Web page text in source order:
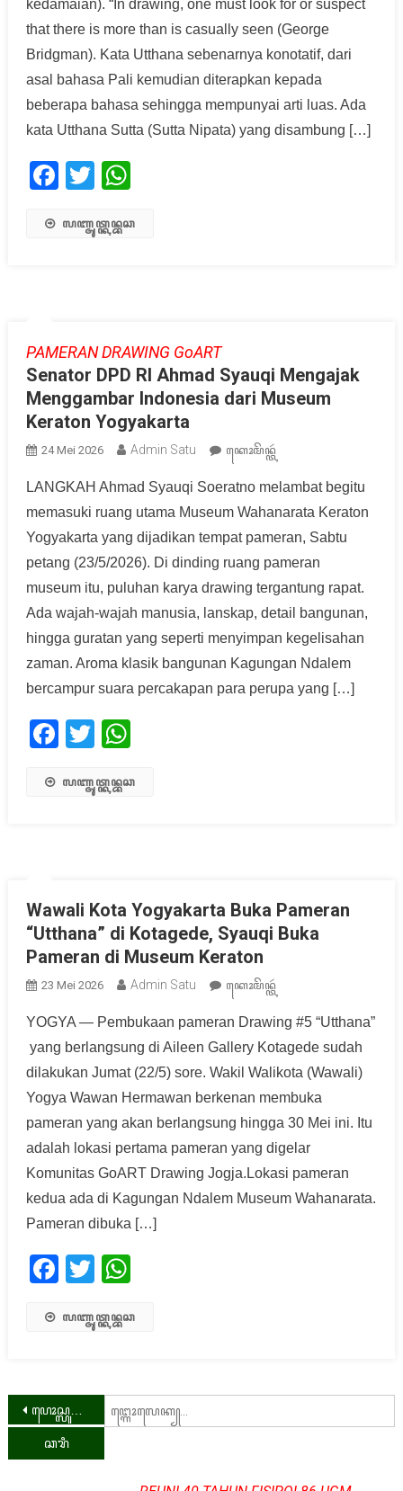
kedamaian). “In drawing, one must look for or suspect
that there is more than is casually seen (George
Bridgman). Kata Utthana sebenarnya konotatif, dari
asal bahasa Pali kemudian diterapkan kepada
beberapa bahasa sehingga mempunyai arti luas. Ada
kata Utthana Sutta (Sutta Nipata) yang disambung […]
Facebook
Twitter
ꦭꦚ꧀ꦗꦸꦠ꧀ꦏꦤ꧀ꦧꦕ
PAMERAN DRAWING GoART
Senator DPD RI Ahmad Syauqi Mengajak
Menggambar Indonesia dari Museum
Keraton Yogyakarta
24 Mei 2026 Admin Satu ꦏꦺꦴꦩꦼꦤ꧀ꦠꦂ
LANGKAH Ahmad Syauqi Soeratno melambat begitu
memasuki ruang utama Museum Wahanarata Keraton
Yogyakarta yang dijadikan tempat pameran, Sabtu
petang (23/5/2026). Di dinding ruang pameran
museum itu, puluhan karya drawing tergantung rapat.
Ada wajah-wajah manusia, lanskap, detail bangunan,
hingga guratan yang seperti menyimpan kegelisahan
zaman. Aroma klasik bangunan Kagungan Ndalem
bercampur suara percakapan para perupa yang […]
Facebook
Twitter
ꦭꦚ꧀ꦗꦸꦠ꧀ꦏꦤ꧀ꦧꦕ
Wawali Kota Yogyakarta Buka Pameran
“Utthana” di Kotagede, Syauqi Buka
Pameran di Museum Keraton
23 Mei 2026 Admin Satu ꦏꦺꦴꦩꦼꦤ꧀ꦠꦂ
YOGYA — Pembukaan pameran Drawing #5 “Utthana”
yang berlangsung di Aileen Gallery Kotagede sudah
dilakukan Jumat (22/5) sore. Wakil Walikota (Wawali)
Yogya Wawan Hermawan berkenan membuka
pameran yang akan berlangsung hingga 30 Mei ini. Itu
adalah lokasi pertama pameran yang digelar
Komunitas GoART Drawing Jogja.Lokasi pameran
kedua ada di Kagungan Ndalem Museum Wahanarata.
Pameran dibuka […]
Facebook
Twitter
ꦭꦚ꧀ꦗꦸꦠ꧀ꦏꦤ꧀ꦧꦕ
Pandhu
arah
ꦥꦺꦴꦱ꧀ꦭꦸꦮꦶꦃꦭꦮꦱ꧀